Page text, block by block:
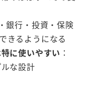
銀行・投資・保険
きるようになる
に使いやすい ：
な設計